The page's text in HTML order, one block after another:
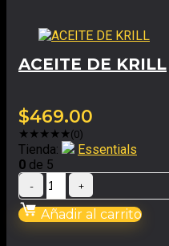
ACEITE DE KRILL
$469.00
★★★★★(0)
Tienda:
Essentials
0 de 5
Añadir al carrito